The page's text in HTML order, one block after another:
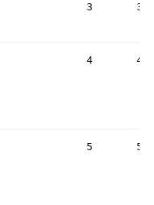
3 3
4 4
5 5